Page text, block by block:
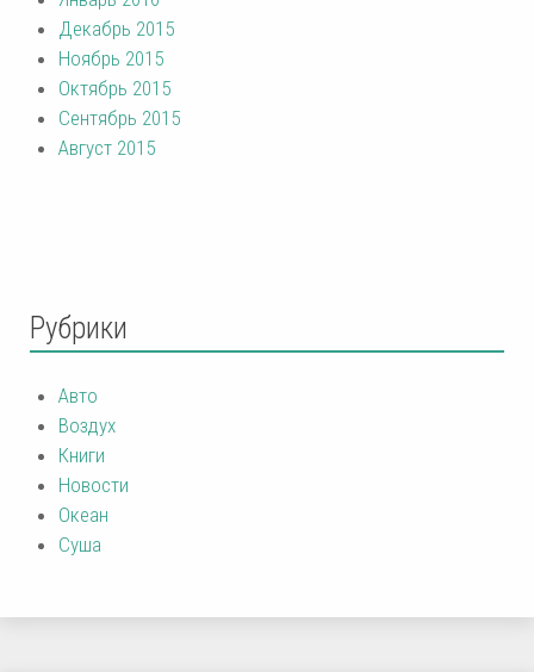
Декабрь 2015
Ноябрь 2015
Октябрь 2015
Сентябрь 2015
Август 2015
Рубрики
Авто
Воздух
Книги
Новости
Океан
Суша